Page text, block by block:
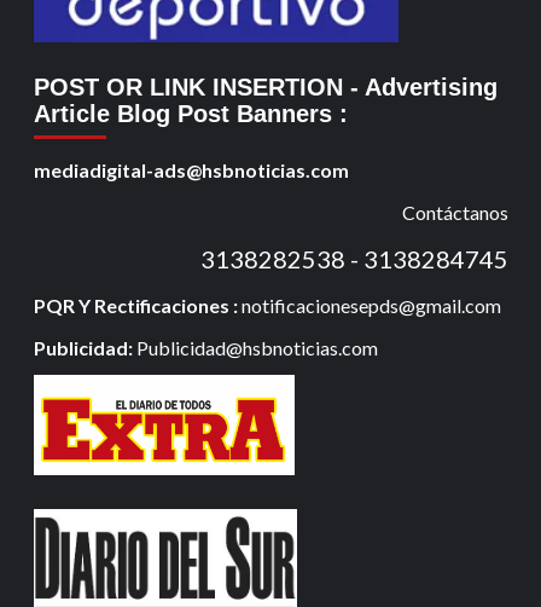
POST OR LINK INSERTION - Advertising
Article Blog Post Banners :
mediadigital-ads@hsbnoticias.com
Contáctanos
3138282538 - 3138284745
PQR Y Rectificaciones :notificacionesepds@gmail.com
Publicidad: Publicidad@hsbnoticias.com